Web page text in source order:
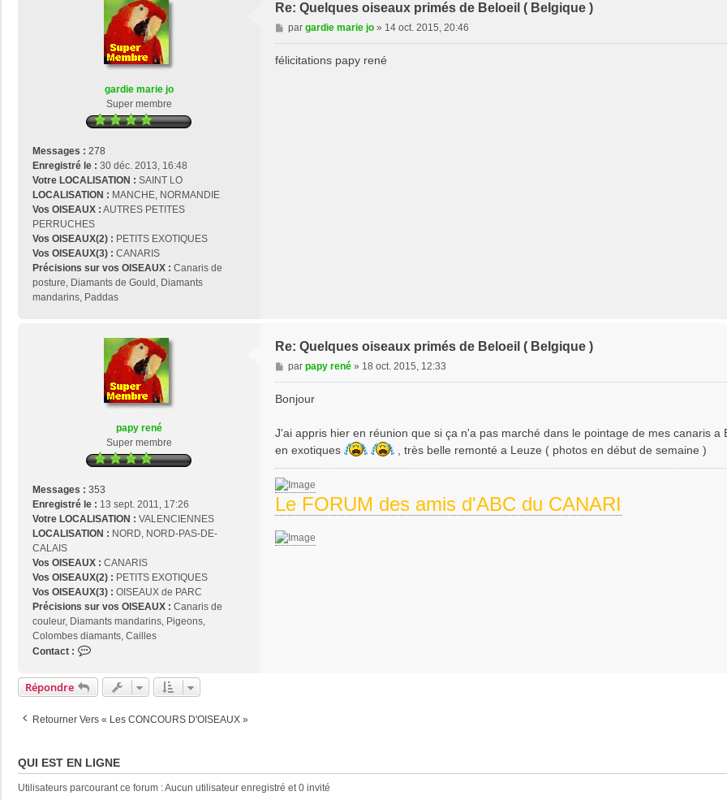
2
gardie marie jo
Super membre
Messages : 278
Enregistré le : 30 déc. 2013, 16:48
Votre LOCALISATION : SAINT LO
LOCALISATION : MANCHE, NORMANDIE
Vos OISEAUX : AUTRES PETITES
PERRUCHES
Vos OISEAUX(2) : PETITS EXOTIQUES
Vos OISEAUX(3) : CANARIS
Précisions sur vos OISEAUX : Canaris de
posture, Diamants de Gould, Diamants
mandarins, Paddas
Re: Quelques oiseaux primés de Beloeil ( Belgique )
M
e
s
par gardie marie jo» 14 oct. 2015, 20:46
félicitations papy rené
papy rené
Super membre
Messages : 353
Enregistré le : 13 sept. 2011, 17:26
Votre LOCALISATION : VALENCIENNES
LOCALISATION : NORD, NORD-PAS-DE-
CALAIS
Vos OISEAUX : CANARIS
Vos OISEAUX(2) : PETITS EXOTIQUES
Vos OISEAUX(3) : OISEAUX de PARC
Précisions sur vos OISEAUX : Canaris de
couleur, Diamants mandarins, Pigeons,
Colombes diamants, Cailles
Contact :
n
t
c
r
Re: Quelques oiseaux primés de Beloeil ( Belgique )
M
e
g
e
par papy rené» 18 oct. 2015, 12:33
Bonjour
J'ai appris hier en réunion que si ça n'a pas marché dans le pointage de mes canaris a
en exotiques
, très belle remonté a Leuze ( photos en début de semaine )
Le FORUM des amis d'ABC du CANARI
Répondre
Retourner Vers « Les CONCOURS D'OISEAUX »
QUI EST EN LIGNE
Utilisateurs parcourant ce forum : Aucun utilisateur enregistré et 0 invité